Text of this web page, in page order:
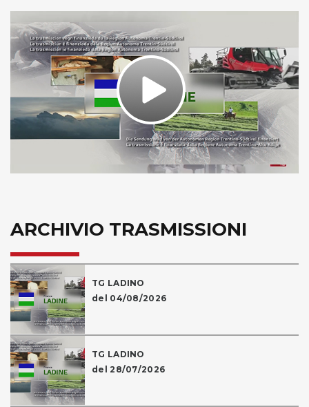
Play
ARCHIVIO TRASMISSIONI
TG LADINO
del 04/08/2026
TG LADINO
del 28/07/2026